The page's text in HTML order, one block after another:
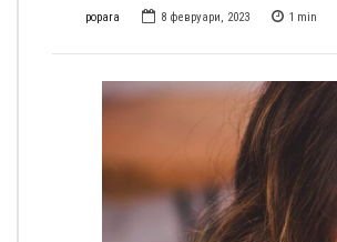
popara 8 февруари, 2023 1 min